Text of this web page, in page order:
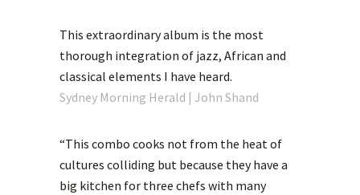
This extraordinary album is the most
thorough integration of jazz, African and
classical elements I have heard.
Sydney Morning Herald | John Shand
“This combo cooks not from the heat of
cultures colliding but because they have a
big kitchen for three chefs with many